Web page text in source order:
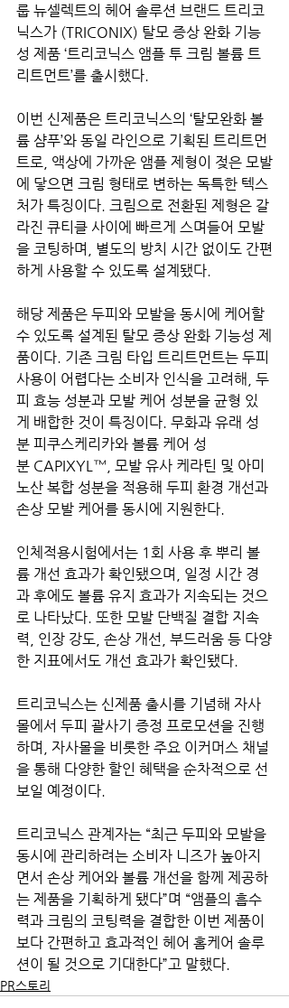
룹 뉴셀렉트의 헤어 솔루션 브랜드 트리코
닉스가 (TRICONIX) 탈모 증상 완화 기능
성 제품 ‘트리코닉스 앰플 투 크림 볼륨 트
리트먼트’를 출시했다.
이번 신제품은 트리코닉스의 ‘탈모완화 볼
륨 샴푸’와 동일 라인으로 기획된 트리트먼
트로, 액상에 가까운 앰플 제형이 젖은 모발
에 닿으면 크림 형태로 변하는 독특한 텍스
처가 특징이다. 크림으로 전환된 제형은 갈
라진 큐티클 사이에 빠르게 스며들어 모발
을 코팅하며, 별도의 방치 시간 없이도 간편
하게 사용할 수 있도록 설계됐다.
해당 제품은 두피와 모발을 동시에 케어할
수 있도록 설계된 탈모 증상 완화 기능성 제
품이다. 기존 크림 타입 트리트먼트는 두피
사용이 어렵다는 소비자 인식을 고려해, 두
피 효능 성분과 모발 케어 성분을 균형 있
게 배합한 것이 특징이다. 무화과 유래 성
분 피쿠스케리카와 볼륨 케어 성
분 CAPIXYL™, 모발 유사 케라틴 및 아미
노산 복합 성분을 적용해 두피 환경 개선과
손상 모발 케어를 동시에 지원한다.
인체적용시험에서는 1회 사용 후 뿌리 볼
륨 개선 효과가 확인됐으며, 일정 시간 경
과 후에도 볼륨 유지 효과가 지속되는 것으
로 나타났다. 또한 모발 단백질 결합 지속
력, 인장 강도, 손상 개선, 부드러움 등 다양
한 지표에서도 개선 효과가 확인됐다.
트리코닉스는 신제품 출시를 기념해 자사
몰에서 두피 괄사기 증정 프로모션을 진행
하며, 자사몰을 비롯한 주요 이커머스 채널
을 통해 다양한 할인 혜택을 순차적으로 선
보일 예정이다.
트리코닉스 관계자는 “최근 두피와 모발을
동시에 관리하려는 소비자 니즈가 높아지
면서 손상 케어와 볼륨 개선을 함께 제공하
는 제품을 기획하게 됐다”며 “앰플의 흡수
력과 크림의 코팅력을 결합한 이번 제품이
보다 간편하고 효과적인 헤어 홈케어 솔루
션이 될 것으로 기대한다”고 말했다.
PR스토리